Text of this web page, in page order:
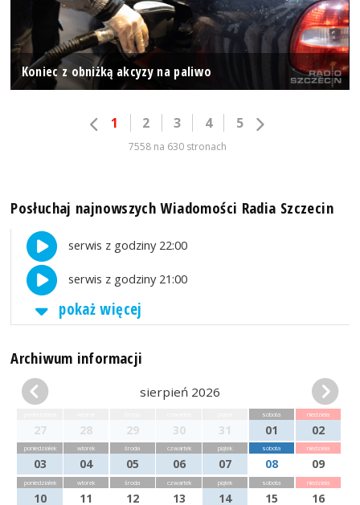
Koniec z obniżką akcyzy na paliwo
1 2 3 4 5
7558 na 630 stronach
Posłuchaj najnowszych Wiadomości Radia Szczecin
serwis z godziny 22:00
serwis z godziny 21:00
pokaż więcej
Archiwum informacji
sierpień 2026
27 28 29 30 31
sobota
01
niedziela
02
poniedziałek
03
wtorek
04
środa
05
czwartek
06
piątek
07
sobota
08
niedziela
09
poniedziałek
10
wtorek
11
środa
12
czwartek
13
piątek
14
sobota
15
niedziela
16